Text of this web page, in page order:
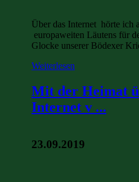
Über das Internet hörte ich
europaweiten Läutens für
Glocke unserer Bödexer
Weiterlesen
Mit der Heimat
Internet v ...
23.09.2019